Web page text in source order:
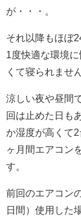
が・・・。
それ以降もほぼ
1度快適な環境
くて寝られませ
涼しい夜や昼間
回は止めた日も
か湿度が高くて
ヶ月間エアコン
す。
前回のエアコン
日間）使用した